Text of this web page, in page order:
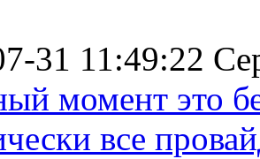
31 11:49:22
момент это
все